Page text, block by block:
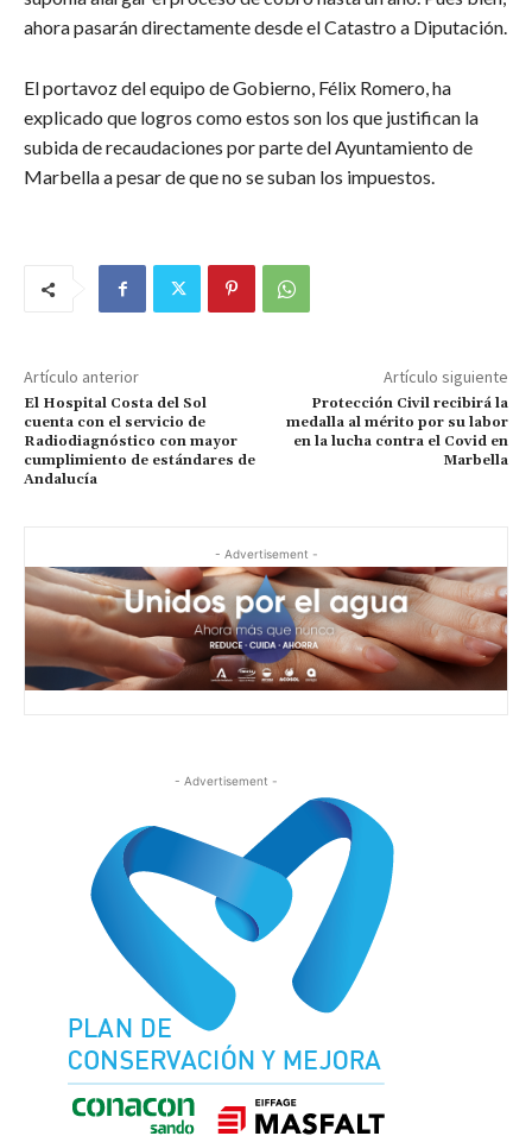
ahora pasarán directamente desde el Catastro a Diputación.
El portavoz del equipo de Gobierno, Félix Romero, ha
explicado que logros como estos son los que justifican la
subida de recaudaciones por parte del Ayuntamiento de
Marbella a pesar de que no se suban los impuestos.
Artículo anterior
El Hospital Costa del Sol
cuenta con el servicio de
Radiodiagnóstico con mayor
cumplimiento de estándares de
Andalucía
Artículo siguiente
Protección Civil recibirá la
medalla al mérito por su labor
en la lucha contra el Covid en
Marbella
- Advertisement -
- Advertisement -